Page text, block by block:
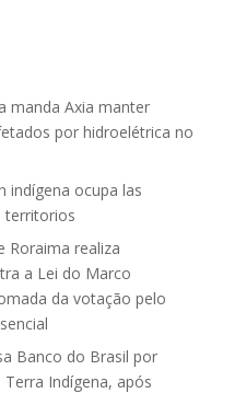
manda Axia manter
por hidroelétrica no
indígena ocupa las
territorios
Roraima realiza
a Lei do Marco
da votação pelo
Banco do Brasil por
Indígena, após